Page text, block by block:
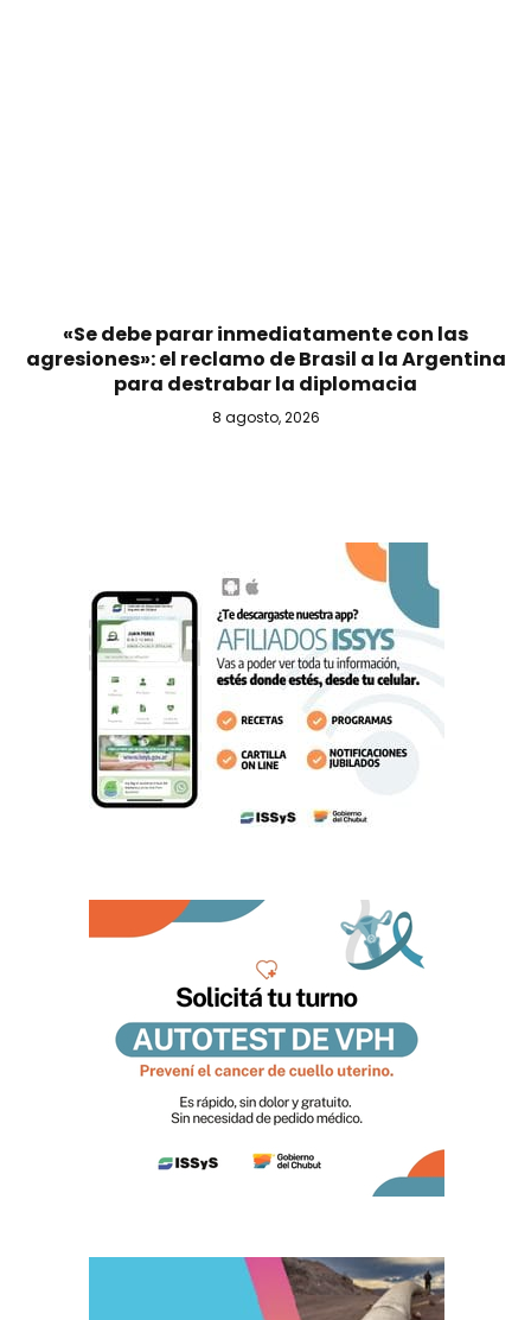
«Se debe parar inmediatamente con las
agresiones»: el reclamo de Brasil a la Argentina
para destrabar la diplomacia
8 agosto, 2026